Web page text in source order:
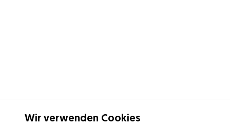
Wir verwenden Cookies